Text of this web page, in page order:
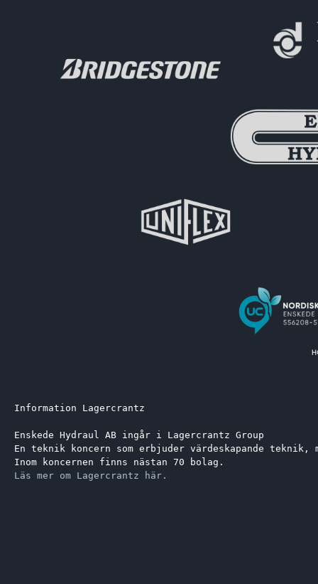
Information Lagercrantz
Enskede Hydraul AB ingår i Lagercrantz Group
En teknik koncern som erbjuder värdeskapande
Inom koncernen finns nästan 70 bolag.
Läs mer om Lagercrantz här.